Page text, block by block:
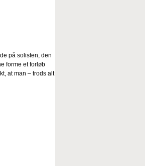
på solisten, den
forme et forløb
at man – trods alt